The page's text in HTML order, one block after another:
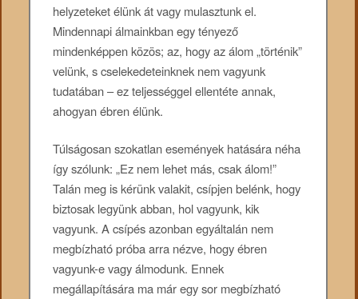
helyzeteket élünk át vagy mulasztunk el.
Mindennapi álmainkban egy tényező
mindenképpen közös; az, hogy az álom „történik”
velünk, s cselekedeteinknek nem vagyunk
tudatában – ez teljességgel ellentéte annak,
ahogyan ébren élünk.
Túlságosan szokatlan események hatására néha
így szólunk: „Ez nem lehet más, csak álom!”
Talán meg is kérünk valakit, csípjen belénk, hogy
biztosak legyünk abban, hol vagyunk, kik
vagyunk. A csípés azonban egyáltalán nem
megbízható próba arra nézve, hogy ébren
vagyunk-e vagy álmodunk. Ennek
megállapítására ma már egy sor megbízható